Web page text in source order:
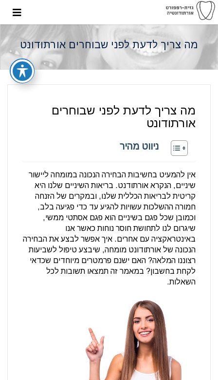
מה צריך לדעת לפני שבוחרים אורתודונט
מה צריך לדעת לפני שבוחרים
אורתודונט
ניווט מהיר
אין להמעיט בחשיבות הבחירה הנכונה במומחה ליישור
שיניים, הנקרא אורתודנט. בריאות השיניים שלנו היא
קריטית לבריאות הכללית שלנו, ובמקרים של הזנחה
חמורה ההשלכות עשויות להגיע עד כדי פגיעה בלב,
וכמובן שכל פגם בשיניים הוא פגם אסתטי ממשי,
שיגרום לנו לתחושת חוסר נוחות כאשר אנו
באינטראקציה עם אחרים. איך אפשר לבצע את הבחירה
הנכונה של אורתודונט מומחה, שיבצע טיפול לשביעות
רצוננו המלאה? האם ישנם פרמטרים מיוחדים שכדאי
לקחת בחשבון? במאמר זה תמצאו תשובות לכל
השאלות.